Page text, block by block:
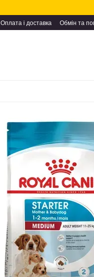
Оплата і доставка Обмін та